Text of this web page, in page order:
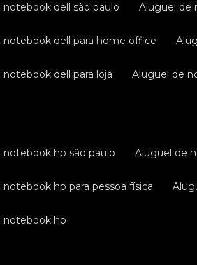
notebook dell são paulo aluguel
notebook dell para home office
notebook dell para loja aluguel de
notebook hp são paulo aluguel de
notebook hp para pessoa física
notebook hp